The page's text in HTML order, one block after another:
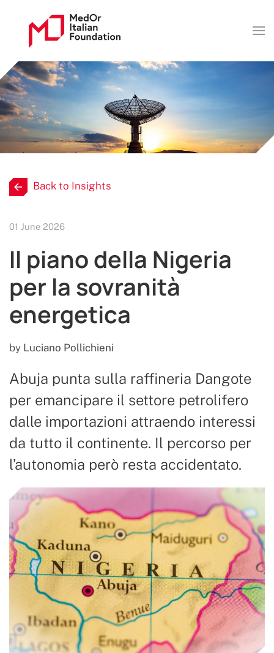
Back to Insights
01 June 2026
Il piano della Nigeria
per la sovranità
energetica
by Luciano Pollichieni
Abuja punta sulla raffineria Dangote
per emancipare il settore petrolifero
dalle importazioni attraendo interessi
da tutto il continente. Il percorso per
l’autonomia però resta accidentato.